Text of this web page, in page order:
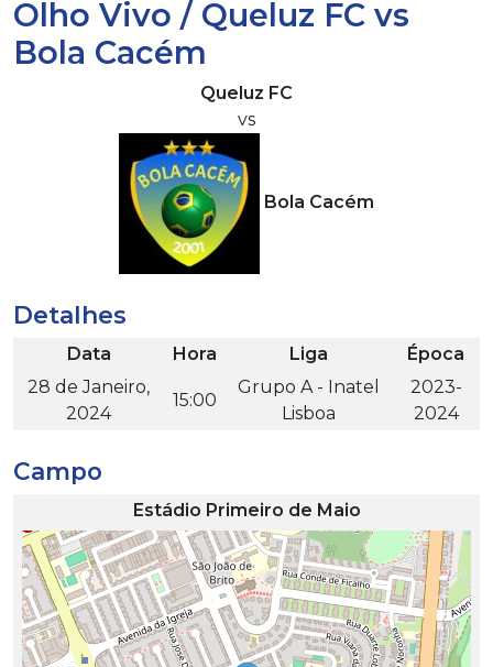
Olho Vivo / Queluz FC vs
Bola Cacém
Queluz FC
vs
Bola Cacém
Detalhes
Data Hora Liga
Época
28 de Janeiro,
2024
15:00
Grupo A - Inatel
Lisboa
2023-
2024
Campo
Estádio Primeiro de Maio